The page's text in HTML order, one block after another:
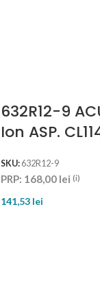
632R12-9
Ion ASP.
SKU: 632R12-9
PRP: 168,00 lei (i)
141,53 lei